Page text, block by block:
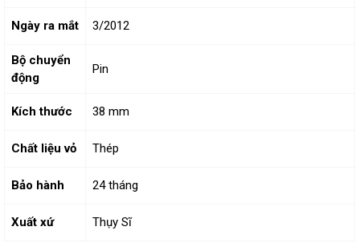
Ngày ra mắt 3/2012
Bộ chuyển
động
Pin
Kích thước 38 mm
Chất liệu vỏ Thép
Bảo hành 24 tháng
Xuất xứ Thụy Sĩ